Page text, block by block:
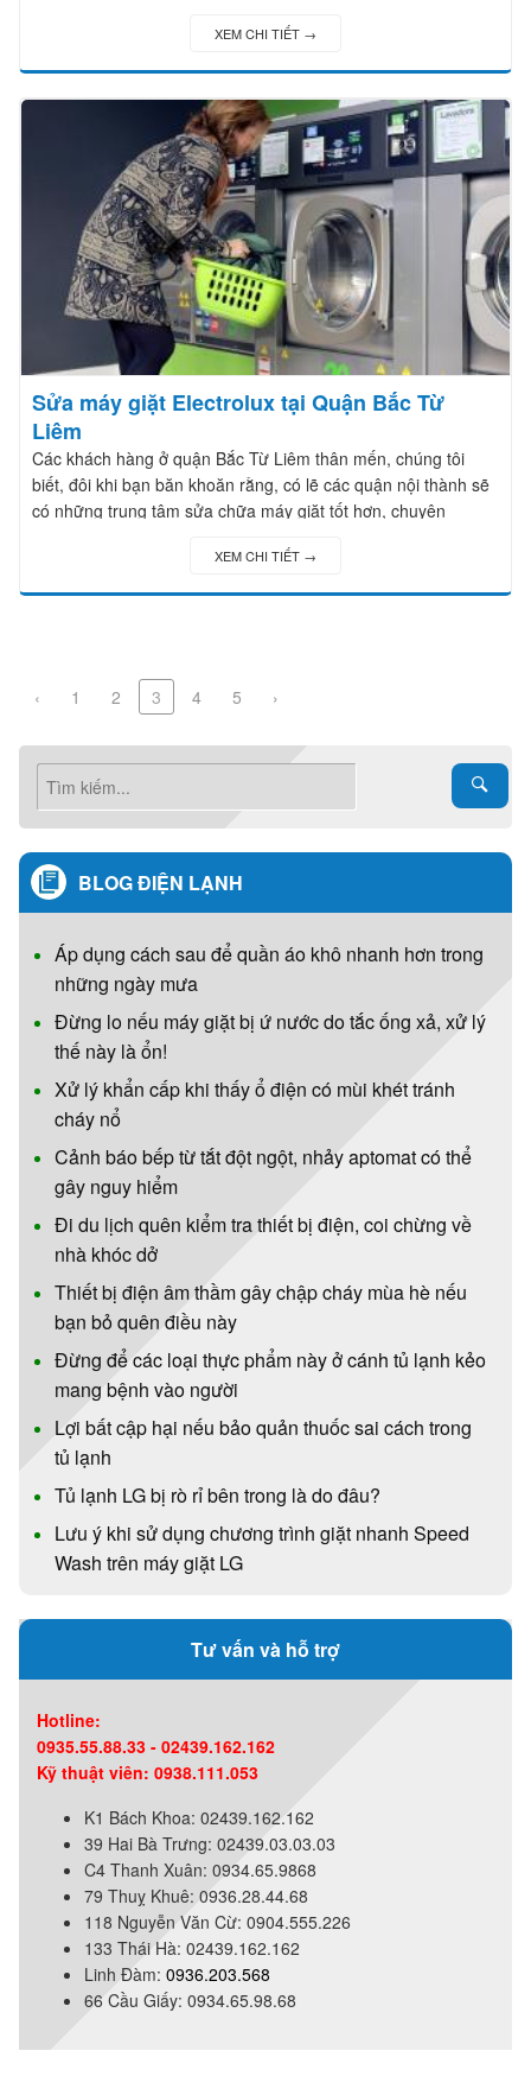
XEM CHI TIẾT →
Sửa máy giặt Electrolux tại Quận Bắc Từ
Liêm
Các khách hàng ở quận Bắc Từ Liêm thân mến, chúng tôi
biết, đôi khi bạn băn khoăn rằng, có lẽ các quận nội thành sẽ
có những trung tâm sửa chữa máy giặt tốt hơn, chuyên
XEM CHI TIẾT →
‹ 1 2 3 4 5 ›
BLOG ĐIỆN LẠNH
Áp dụng cách sau để quần áo khô nhanh hơn trong
những ngày mưa
Đừng lo nếu máy giặt bị ứ nước do tắc ống xả, xử lý
thế này là ổn!
Xử lý khẩn cấp khi thấy ổ điện có mùi khét tránh
cháy nổ
Cảnh báo bếp từ tắt đột ngột, nhảy aptomat có thể
gây nguy hiểm
Đi du lịch quên kiểm tra thiết bị điện, coi chừng về
nhà khóc dở
Thiết bị điện âm thầm gây chập cháy mùa hè nếu
bạn bỏ quên điều này
Đừng để các loại thực phẩm này ở cánh tủ lạnh kẻo
mang bệnh vào người
Lợi bất cập hại nếu bảo quản thuốc sai cách trong
tủ lạnh
Tủ lạnh LG bị rò rỉ bên trong là do đâu?
Lưu ý khi sử dụng chương trình giặt nhanh Speed
Wash trên máy giặt LG
Tư vấn và hỗ trợ
Hotline:
0935.55.88.33 - 02439.162.162
Kỹ thuật viên: 0938.111.053
K1 Bách Khoa: 02439.162.162
39 Hai Bà Trưng: 02439.03.03.03
C4 Thanh Xuân: 0934.65.9868
79 Thuỵ Khuê: 0936.28.44.68
118 Nguyễn Văn Cừ: 0904.555.226
133 Thái Hà: 02439.162.162
Linh Đàm: 0936.203.568
66 Cầu Giấy: 0934.65.98.68